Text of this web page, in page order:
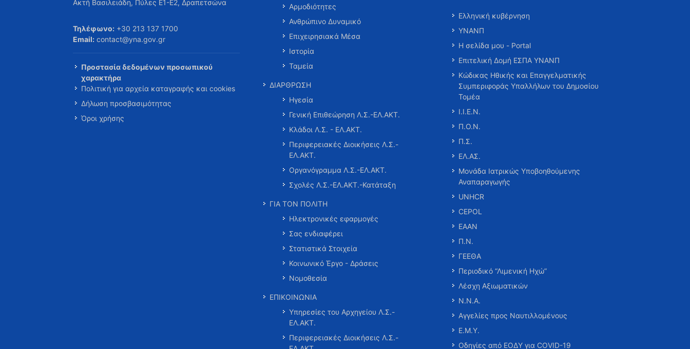
Ακτή Βασιλειάδη, Πύλες Ε1-Ε2, Δραπετσώνα
Τηλέφωνο: +30 213 137 1700
Email: contact@yna.gov.gr
Προστασία δεδομένων προσωπικού
χαρακτήρα
Πολιτική για αρχεία καταγραφής και cookies
Δήλωση προσβασιμότητας
Όροι χρήσης
Αρμοδιότητες
Ανθρώπινο Δυναμικό
Επιχειρησιακά Μέσα
Ιστορία
Ταμεία
ΔΙΑΡΘΡΩΣΗ
Ηγεσία
Γενική Επιθεώρηση Λ.Σ.-ΕΛ.ΑΚΤ.
Κλάδοι Λ.Σ. - ΕΛ.ΑΚΤ.
Περιφερειακές Διοικήσεις Λ.Σ.-
ΕΛ.ΑΚΤ.
Οργανόγραμμα Λ.Σ.-ΕΛ.ΑΚΤ.
Σχολές Λ.Σ.-ΕΛ.ΑΚΤ.-Κατάταξη
ΓΙΑ ΤΟΝ ΠΟΛΙΤΗ
Ηλεκτρονικές εφαρμογές
Σας ενδιαφέρει
Στατιστικά Στοιχεία
Κοινωνικό Έργο - Δράσεις
Νομοθεσία
ΕΠΙΚΟΙΝΩΝΙΑ
Υπηρεσίες του Αρχηγείου Λ.Σ.-
ΕΛ.ΑΚΤ.
Περιφερειακές Διοικήσεις Λ.Σ.-
Ελληνική κυβέρνηση
ΥΝΑΝΠ
Η σελίδα μου - Portal
Επιτελική Δομή ΕΣΠΑ ΥΝΑΝΠ
Κώδικας Ηθικής και Επαγγελματικής
Συμπεριφοράς Υπαλλήλων του Δημοσίου
Τομέα
Ι.Ι.Ε.Ν.
Π.Ο.Ν.
Π.Σ.
ΕΛ.ΑΣ.
Μονάδα Ιατρικώς Υποβοηθούμενης
Αναπαραγωγής
UNHCR
CEPOL
ΕΑΑΝ
Π.Ν.
ΓΕΕΘΑ
Περιοδικό “Λιμενική Ηχώ”
Λέσχη Αξιωματικών
Ν.Ν.Α.
Αγγελίες προς Ναυτιλλομένους
Ε.Μ.Υ.
Οδηγίες από ΕΟΔΥ για COVID-19